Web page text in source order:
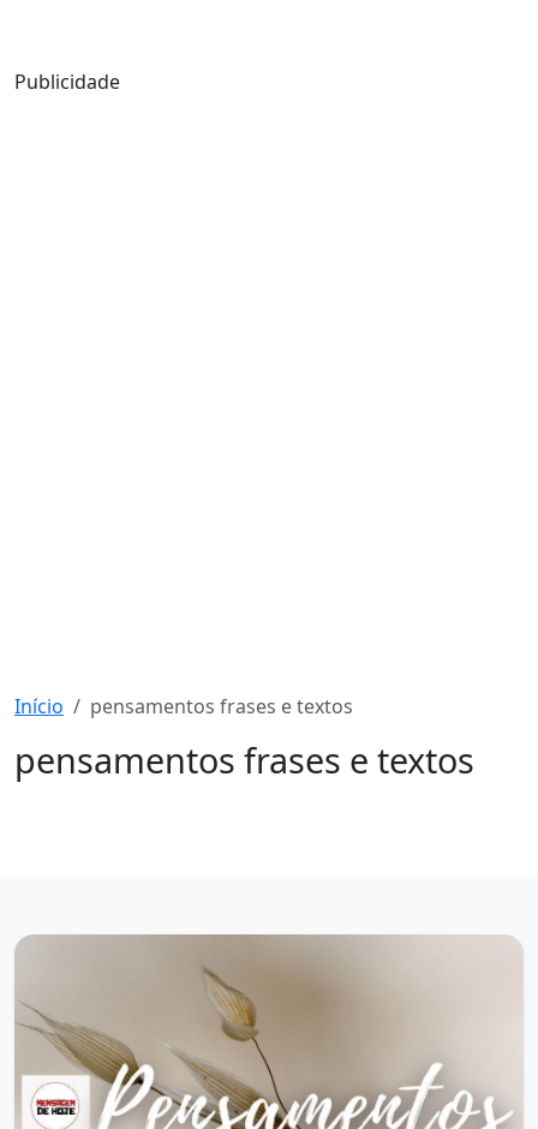
Publicidade
Início pensamentos frases e textos
pensamentos frases e textos